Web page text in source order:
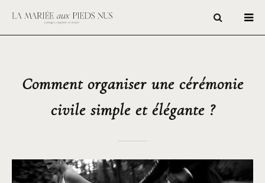
Comment organiser une cérémonie
civile simple et élégante ?